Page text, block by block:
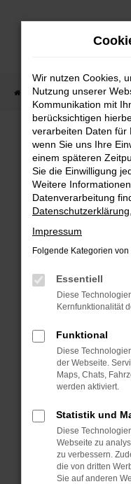
Zum
Startseite
Beim Laden ist ein
Hier sind ein paar
Überprüfe
Laden andere
Suchmaschine?
Manche
können das
verhindern.
anderen
Fenster?
Wir nutzen Cookies,
Nutzung unserer
Kommunikation mit
berücksichtigen
verarbeiten Daten für
wenn Sie uns Ihre
einem späteren
Sie die Einwilligung
Weitere
Datenverarbeitung
Datenschutzerklärung
Impressum
Folgende Kategorien
Essentiell
Diese
Kernfunktionalität
Funktional
Diese
der Webseite.
Maps, Chats,
werden aktiviert.
Statistik und
Diese
Webseite zu
zu verbessern.
die von dritten
Sie auf anderen